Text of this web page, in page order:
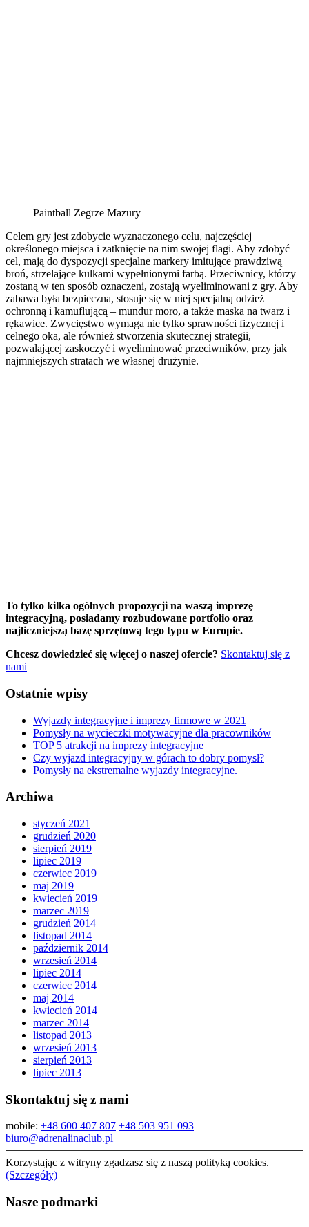
Paintball Zegrze Mazury
Celem gry jest zdobycie wyznaczonego celu, najczęściej
określonego miejsca i zatknięcie na nim swojej flagi. Aby zdobyć
cel, mają do dyspozycji specjalne markery imitujące prawdziwą
broń, strzelające kulkami wypełnionymi farbą. Przeciwnicy, którzy
zostaną w ten sposób oznaczeni, zostają wyeliminowani z gry. Aby
zabawa była bezpieczna, stosuje się w niej specjalną odzież
ochronną i kamuflującą – mundur moro, a także maska na twarz i
rękawice. Zwycięstwo wymaga nie tylko sprawności fizycznej i
celnego oka, ale również stworzenia skutecznej strategii,
pozwalającej zaskoczyć i wyeliminować przeciwników, przy jak
najmniejszych stratach we własnej drużynie.
To tylko kilka ogólnych propozycji na waszą imprezę
integracyjną, posiadamy rozbudowane portfolio oraz
najliczniejszą bazę sprzętową tego typu w Europie.
Chcesz dowiedzieć się więcej o naszej ofercie? Skontaktuj się z
nami
Ostatnie wpisy
Wyjazdy integracyjne i imprezy firmowe w 2021
Pomysły na wycieczki motywacyjne dla pracowników
TOP 5 atrakcji na imprezy integracyjne
Czy wyjazd integracyjny w górach to dobry pomysł?
Pomysły na ekstremalne wyjazdy integracyjne.
Archiwa
styczeń 2021
grudzień 2020
sierpień 2019
lipiec 2019
czerwiec 2019
maj 2019
kwiecień 2019
marzec 2019
grudzień 2014
listopad 2014
październik 2014
wrzesień 2014
lipiec 2014
czerwiec 2014
maj 2014
kwiecień 2014
marzec 2014
listopad 2013
wrzesień 2013
sierpień 2013
lipiec 2013
Skontaktuj się z nami
mobile: +48 600 407 807 +48 503 951 093
biuro@adrenalinaclub.pl
Korzystając z witryny zgadzasz się z naszą polityką cookies.
(Szczegóły)
Nasze podmarki